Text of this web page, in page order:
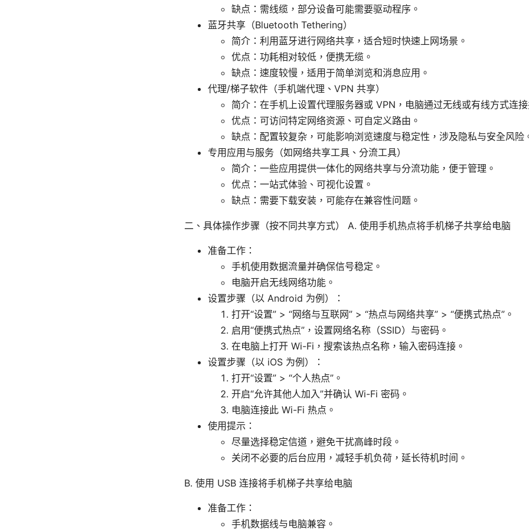
缺点：需线缆，部分设备可能需要驱动程序。
蓝牙共享（Bluetooth Tethering）
简介：利用蓝牙进行网络共享，适合短时快速上网场景。
优点：功耗相对较低，便携无缆。
缺点：速度较慢，适用于简单浏览和消息应用。
代理/梯子软件（手机端代理、VPN 共享）
简介：在手机上设置代理服务器或 VPN，电脑通过无线或有线方式连接
优点：可访问特定网络资源、可自定义路由。
缺点：配置较复杂，可能影响浏览速度与稳定性，涉及隐私与安全风险
专用应用与服务（如网络共享工具、分流工具）
简介：一些应用提供一体化的网络共享与分流功能，便于管理。
优点：一站式体验、可视化设置。
缺点：需要下载安装，可能存在兼容性问题。
二、具体操作步骤（按不同共享方式） A. 使用手机热点将手机梯子共享给电脑
准备工作：
手机使用数据流量并确保信号稳定。
电脑开启无线网络功能。
设置步骤（以 Android 为例）：
打开“设置” > “网络与互联网” > “热点与网络共享” > “便携式热点”。
启用“便携式热点”，设置网络名称（SSID）与密码。
在电脑上打开 Wi-Fi，搜索该热点名称，输入密码连接。
设置步骤（以 iOS 为例）：
打开“设置” > “个人热点”。
开启“允许其他人加入”并确认 Wi-Fi 密码。
电脑连接此 Wi-Fi 热点。
使用提示：
尽量选择稳定信道，避免干扰高峰时段。
关闭不必要的后台应用，减轻手机负荷，延长待机时间。
B. 使用 USB 连接将手机梯子共享给电脑
准备工作：
手机数据线与电脑兼容。